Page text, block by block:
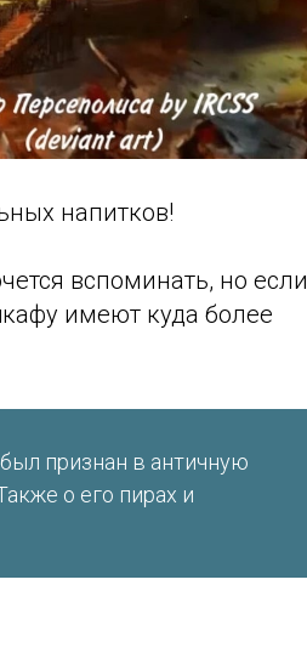
напитков!
вспоминать, но если
имеют куда более
признан в античную
о его пирах и